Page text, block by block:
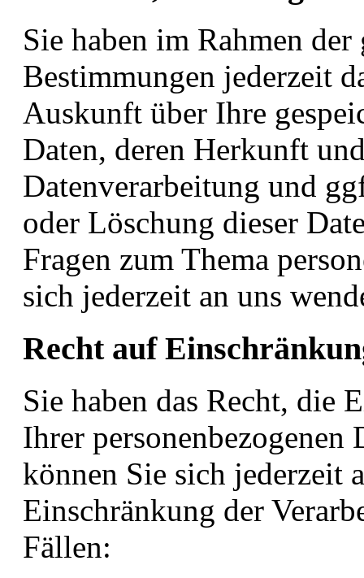
Sie haben im Rahmen
Bestimmungen jederzeit
Auskunft über Ihre
Daten, deren Herkunft
Datenverarbeitung und
oder Löschung dieser
Fragen zum Thema
sich jederzeit an uns
Recht auf
Sie haben das Recht, die
Ihrer
können Sie sich jederzeit
Einschränkung der
Fällen: